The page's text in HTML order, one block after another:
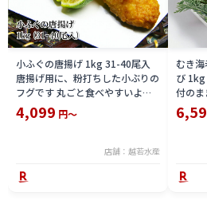
小ふぐの唐揚げ 1kg 31-40尾入
唐揚げ用に、粉打ちした小ぶりの
フグです 丸ごと食べやすいよう
仕立てた商品 冷凍
4,099 円～
店舗：越若水産
むき
び
付のま
込めて
ル む